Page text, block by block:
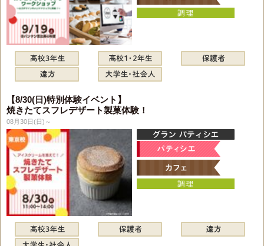
【8/30(日)特別体験イベント】
焼きたてスフレデザート製菓体験！
08月30日(日)～